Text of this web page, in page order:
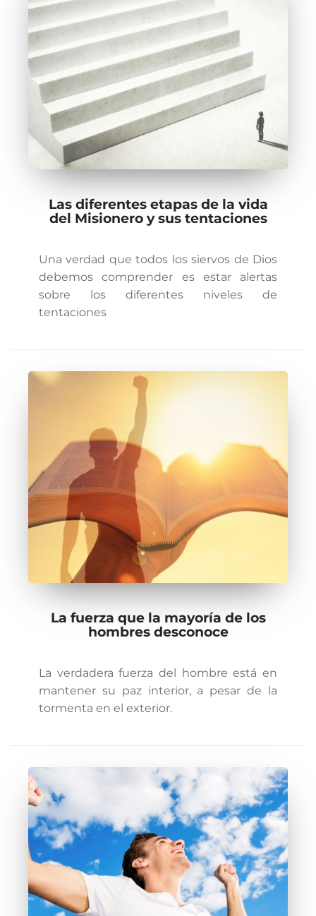
Las diferentes etapas de la vida
del Misionero y sus tentaciones
Una verdad que todos los siervos de Dios
debemos comprender es estar alertas
sobre los diferentes niveles de
tentaciones
La fuerza que la mayoría de los
hombres desconoce
La verdadera fuerza del hombre está en
mantener su paz interior, a pesar de la
tormenta en el exterior.